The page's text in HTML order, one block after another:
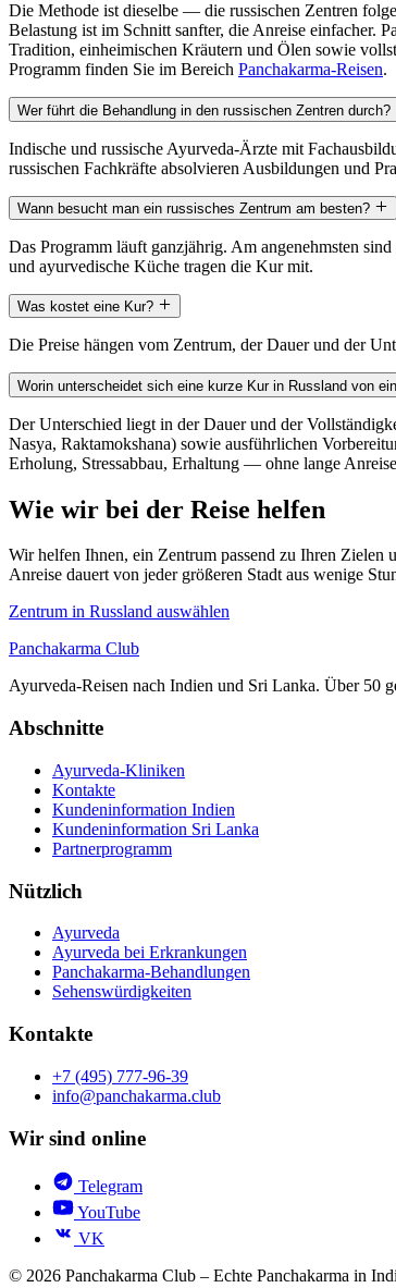
Die Methode ist dieselbe — die russischen Zentren
Belastung ist im Schnitt sanfter, die Anreise einfacher.
Tradition, einheimischen Kräutern und Ölen sowie
Programm finden Sie im Bereich Panchakarma-Reisen.
Wer führt die Behandlung in den russischen Zentren durch?
Indische und russische Ayurveda-Ärzte mit
russischen Fachkräfte absolvieren Ausbildungen und
Wann besucht man ein russisches Zentrum am besten?
Das Programm läuft ganzjährig. Am angenehmsten
und ayurvedische Küche tragen die Kur mit.
Was kostet eine Kur?
Die Preise hängen vom Zentrum, der Dauer und der
Worin unterscheidet sich eine kurze Kur in Russland von
Der Unterschied liegt in der Dauer und der
Nasya, Raktamokshana) sowie ausführlichen
Erholung, Stressabbau, Erhaltung — ohne lange
Wie wir bei der Reise helfen
Wir helfen Ihnen, ein Zentrum passend zu Ihren
Anreise dauert von jeder größeren Stadt aus wenige
Zentrum in Russland auswählen
Panchakarma Club
Ayurveda-Reisen nach Indien und Sri Lanka. Über 50
Abschnitte
Ayurveda-Kliniken
Kontakte
Kundeninformation Indien
Kundeninformation Sri Lanka
Partnerprogramm
Nützlich
Ayurveda
Ayurveda bei Erkrankungen
Panchakarma-Behandlungen
Sehenswürdigkeiten
Kontakte
+7 (495) 777-96-39
info@panchakarma.club
Wir sind online
Telegram
YouTube
VK
© 2026 Panchakarma Club – Echte Panchakarma in